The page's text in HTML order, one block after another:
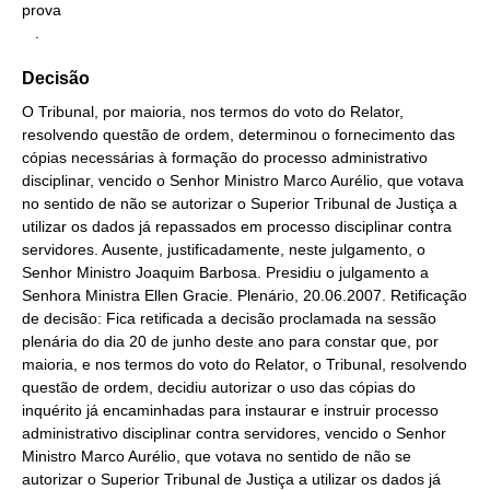
prova
   .
Decisão
O Tribunal, por maioria, nos termos do voto do Relator,
resolvendo questão de ordem, determinou o fornecimento das
cópias necessárias à formação do processo administrativo
disciplinar, vencido o Senhor Ministro Marco Aurélio, que votava
no sentido de não se autorizar o Superior Tribunal de Justiça a
utilizar os dados já repassados em processo disciplinar contra
servidores. Ausente, justificadamente, neste julgamento, o
Senhor Ministro Joaquim Barbosa. Presidiu o julgamento a
Senhora Ministra Ellen Gracie. Plenário, 20.06.2007. Retificação
de decisão: Fica retificada a decisão proclamada na sessão
plenária do dia 20 de junho deste ano para constar que, por
maioria, e nos termos do voto do Relator, o Tribunal, resolvendo
questão de ordem, decidiu autorizar o uso das cópias do
inquérito já encaminhadas para instaurar e instruir processo
administrativo disciplinar contra servidores, vencido o Senhor
Ministro Marco Aurélio, que votava no sentido de não se
autorizar o Superior Tribunal de Justiça a utilizar os dados já